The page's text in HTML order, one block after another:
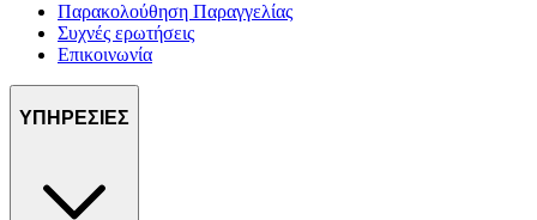
Παρακολούθηση Παραγγελίας
Συχνές ερωτήσεις
Επικοινωνία
ΥΠΗΡΕΣΙΕΣ